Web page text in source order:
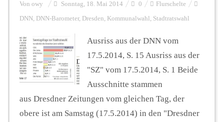
FUNKTURM-Beiträge
Podcast
Seminare
Von owy Sonntag, 18. Mai 2014 0 Flurschelte
DNN, DNN-Barometer, Dresden, Kommunalwahl , Stadtratswahl
Ausriss aus der DNN vom
17.5.2014, S. 15 Ausriss aus der
"SZ" vom 17.5.2014, S. 1 Beide
Ausschnitte stammen
aus Dresdner Zeitungen vom gleichen Tag, der
obere ist am Samstag (17.5.2014) in den "Dresdner